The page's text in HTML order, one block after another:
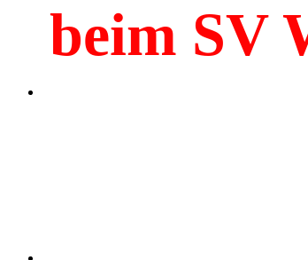
beim SV